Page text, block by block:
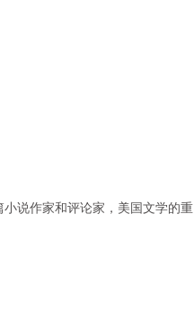
说作家和评论家，美国文学的重